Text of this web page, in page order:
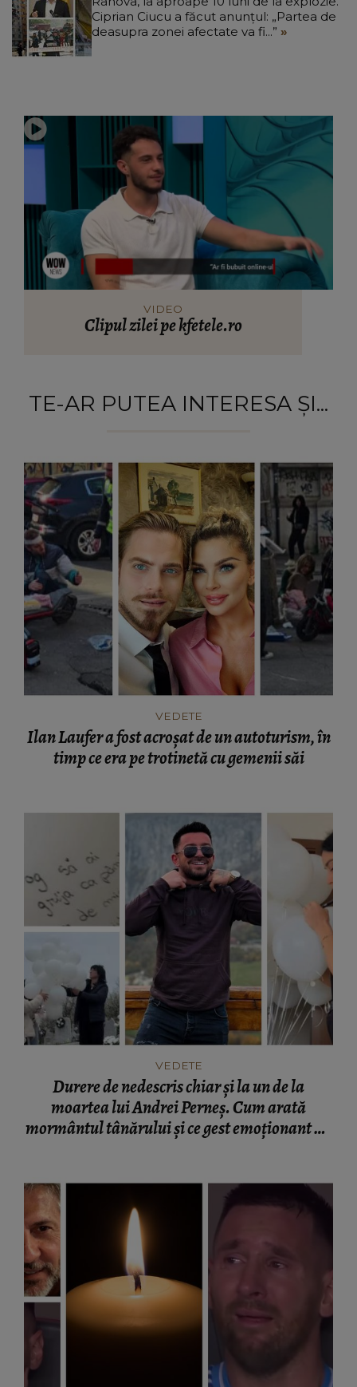
Ciprian Ciucu a făcut anunțul: „Partea de
deasupra zonei afectate va fi...”
VIDEO
Clipul zilei pe kfetele.ro
TE-AR PUTEA INTERESA ȘI...
VEDETE
Ilan Laufer a fost acroșat de un autoturism, în
timp ce era pe trotinetă cu gemenii săi
VEDETE
Durere de nedescris chiar și la un de la
moartea lui Andrei Perneș. Cum arată
mormântul tânărului și ce gest emoționant au